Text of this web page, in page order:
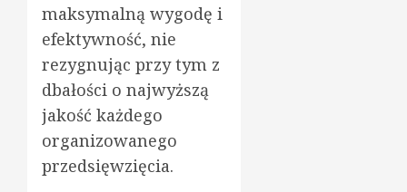
maksymalną wygodę i
efektywność, nie
rezygnując przy tym z
dbałości o najwyższą
jakość każdego
organizowanego
przedsięwzięcia.